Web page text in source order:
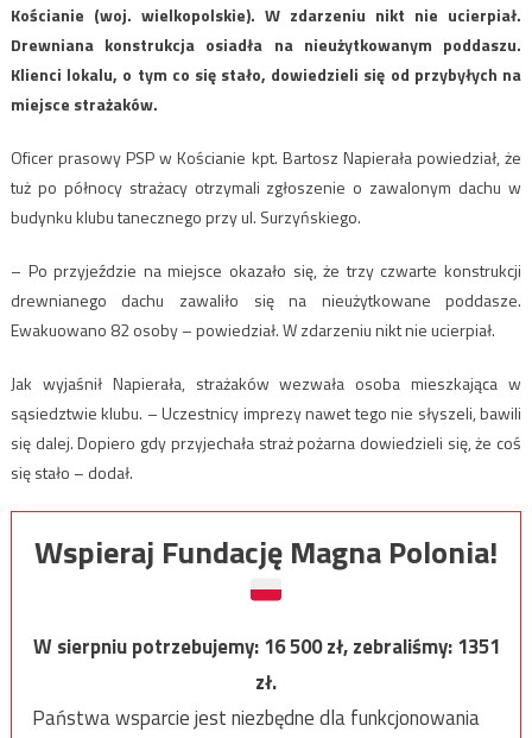
Kościanie (woj. wielkopolskie). W zdarzeniu nikt nie ucierpiał.
Drewniana konstrukcja osiadła na nieużytkowanym poddaszu.
Klienci lokalu, o tym co się stało, dowiedzieli się od przybyłych na
miejsce strażaków.
Oficer prasowy PSP w Kościanie kpt. Bartosz Napierała powiedział, że
tuż po północy strażacy otrzymali zgłoszenie o zawalonym dachu w
budynku klubu tanecznego przy ul. Surzyńskiego.
– Po przyjeździe na miejsce okazało się, że trzy czwarte konstrukcji
drewnianego dachu zawaliło się na nieużytkowane poddasze.
Ewakuowano 82 osoby – powiedział. W zdarzeniu nikt nie ucierpiał.
Jak wyjaśnił Napierała, strażaków wezwała osoba mieszkająca w
sąsiedztwie klubu. – Uczestnicy imprezy nawet tego nie słyszeli, bawili
się dalej. Dopiero gdy przyjechała straż pożarna dowiedzieli się, że coś
się stało – dodał.
Wspieraj Fundację Magna Polonia!
W sierpniu potrzebujemy:16 500zł, zebraliśmy:1351
zł.
Państwa wsparcie jest niezbędne dla funkcjonowania